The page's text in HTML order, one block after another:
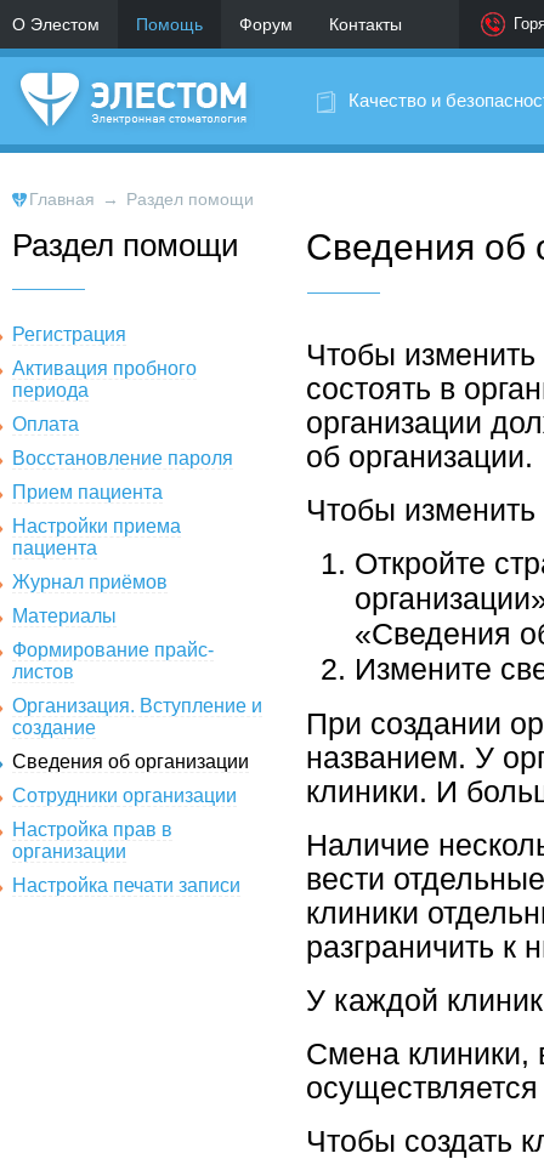
О Элестом Помощь Форум Контакты
Качество и
Главная → Раздел помощи
Раздел помощи Сведения об
Регистрация
Активация пробного
периода
Оплата
Восстановление пароля
Прием пациента
Настройки приема
пациента
Журнал приёмов
Материалы
Формирование прайс-
листов
Организация. Вступление и
создание
Сведения об организации
Сотрудники организации
Настройка прав в
организации
Настройка печати записи
Чтобы
состоять в
организации
об организации.
Чтобы изменить
Откройте
«Сведения
Измените
При создании
названием. У
клиники. И
Наличие
вести
клиники
разграничить к
У каждой
Смена клиники,
Чтобы создать